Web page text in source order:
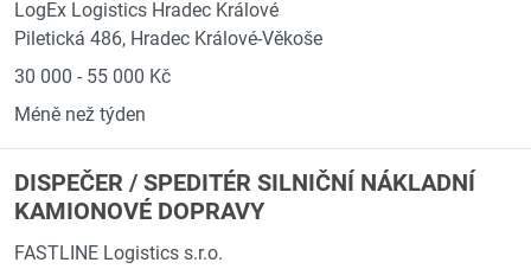
LogEx Logistics Hradec Králové
Piletická 486, Hradec Králové-Věkoše
30 000 - 55 000 Kč
Méně než týden
DISPEČER / SPEDITÉR SILNIČNÍ NÁKLADNÍ
KAMIONOVÉ DOPRAVY
FASTLINE Logistics s.r.o.